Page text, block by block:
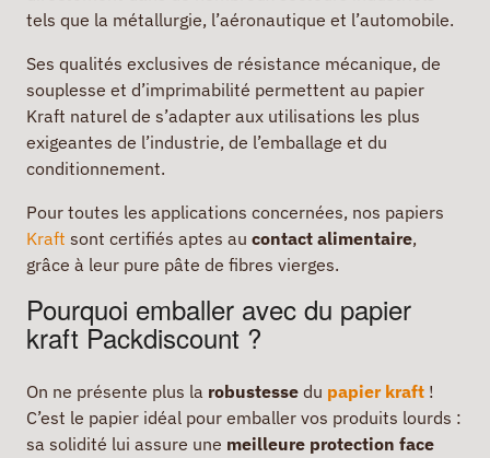
tels que la métallurgie, l’aéronautique et l’automobile.
Ses qualités exclusives de résistance mécanique, de
souplesse et d’imprimabilité permettent au papier
Kraft naturel de s’adapter aux utilisations les plus
exigeantes de l’industrie, de l’emballage et du
conditionnement.
Pour toutes les applications concernées, nos papiers
Kraft sont certifiés aptes au contact alimentaire,
grâce à leur pure pâte de fibres vierges.
Pourquoi emballer avec du papier
kraft Packdiscount ?
On ne présente plus la robustesse du papier kraft !
C’est le papier idéal pour emballer vos produits lourds :
sa solidité lui assure une meilleure protection face